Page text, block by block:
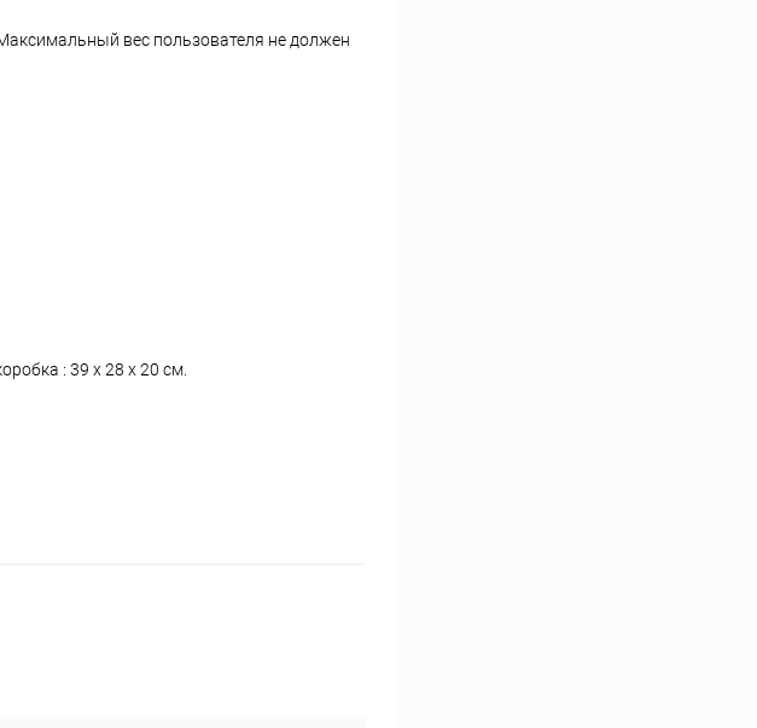
вес пользователя не должен
: 39 х 28 х 20 см.